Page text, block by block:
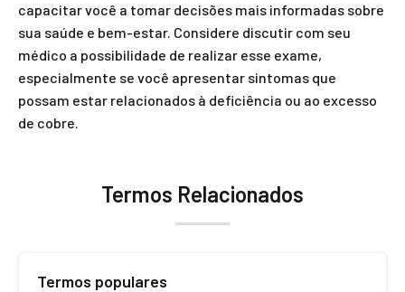
capacitar você a tomar decisões mais informadas sobre
sua saúde e bem-estar. Considere discutir com seu
médico a possibilidade de realizar esse exame,
especialmente se você apresentar sintomas que
possam estar relacionados à deficiência ou ao excesso
de cobre.
Termos Relacionados
Termos populares